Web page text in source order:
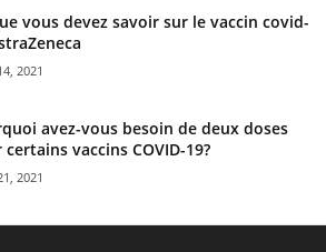
vous devez savoir sur le vaccin covid-
2021
avez-vous besoin de deux doses
vaccins COVID-19?
2021